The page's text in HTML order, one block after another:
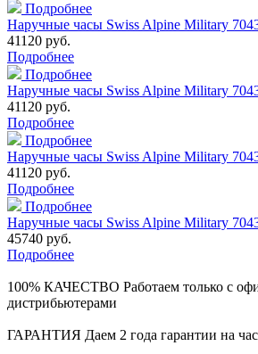
Подробнее
Наручные часы Swiss Alpine Military
41120 руб.
Подробнее
Подробнее
Наручные часы Swiss Alpine Military
41120 руб.
Подробнее
Подробнее
Наручные часы Swiss Alpine Military
41120 руб.
Подробнее
Подробнее
Наручные часы Swiss Alpine Military
45740 руб.
Подробнее
100% КАЧЕСТВО Работаем только с
дистрибьютерами
ГАРАНТИЯ Даем 2 года гарантии на